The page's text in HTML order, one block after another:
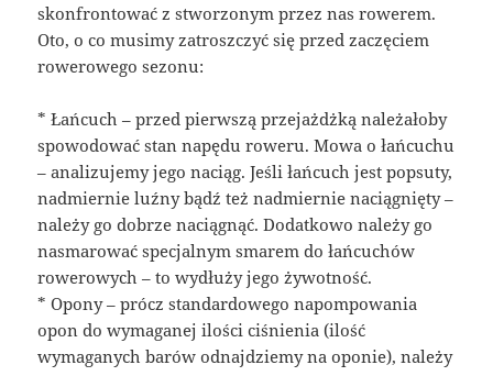
skonfrontować z stworzonym przez nas rowerem.
Oto, o co musimy zatroszczyć się przed zaczęciem
rowerowego sezonu:
* Łańcuch – przed pierwszą przejażdżką należałoby
spowodować stan napędu roweru. Mowa o łańcuchu
– analizujemy jego naciąg. Jeśli łańcuch jest popsuty,
nadmiernie luźny bądź też nadmiernie naciągnięty –
należy go dobrze naciągnąć. Dodatkowo należy go
nasmarować specjalnym smarem do łańcuchów
rowerowych – to wydłuży jego żywotność.
* Opony – prócz standardowego napompowania
opon do wymaganej ilości ciśnienia (ilość
wymaganych barów odnajdziemy na oponie), należy